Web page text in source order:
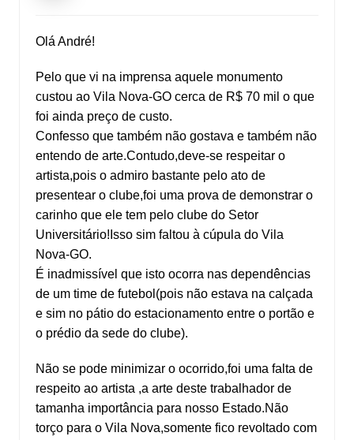
Olá André!
Pelo que vi na imprensa aquele monumento
custou ao Vila Nova-GO cerca de R$ 70 mil o que
foi ainda preço de custo.
Confesso que também não gostava e também não
entendo de arte.Contudo,deve-se respeitar o
artista,pois o admiro bastante pelo ato de
presentear o clube,foi uma prova de demonstrar o
carinho que ele tem pelo clube do Setor
Universitário!Isso sim faltou à cúpula do Vila
Nova-GO.
É inadmissível que isto ocorra nas dependências
de um time de futebol(pois não estava na calçada
e sim no pátio do estacionamento entre o portão e
o prédio da sede do clube).
Não se pode minimizar o ocorrido,foi uma falta de
respeito ao artista ,a arte deste trabalhador de
tamanha importância para nosso Estado.Não
torço para o Vila Nova,somente fico revoltado com